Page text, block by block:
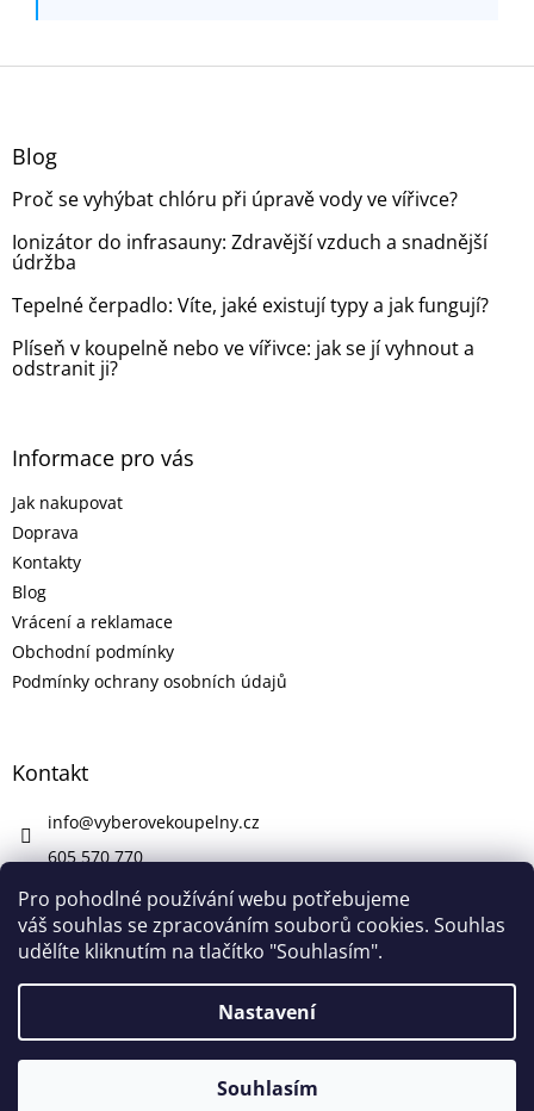
Pro pohodlné používání webu potřebujeme
váš souhlas se zpracováním souborů cookies. Souhlas
udělíte kliknutím na tlačítko "Souhlasím".
Nastavení
Souhlasím
V pátek 7. 8. máme firemní dovolenou. V případě potřeby nám
napište na info@vyberovekoupelny.cz. Všechny požadavky
Z
Blog
Proč se vyhýbat chlóru při úpravě vody ve vířivce?
Ionizátor do infrasauny: Zdravější vzduch a snadnější
údržba
Tepelné čerpadlo: Víte, jaké existují typy a jak fungují?
Plíseň v koupelně nebo ve vířivce: jak se jí vyhnout a
odstranit ji?
Informace pro vás
Jak nakupovat
Doprava
Kontakty
Blog
Vrácení a reklamace
Obchodní podmínky
Podmínky ochrany osobních údajů
Kontakt
info@vyberovekoupelny.cz
605 570 770
https://www.facebook.com/vyberovekoupelny/
vyhrazena.